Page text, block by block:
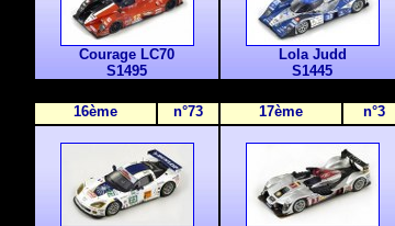
Courage LC70
S1495
Lola Judd
S1445
16ème n°73 17ème n°3